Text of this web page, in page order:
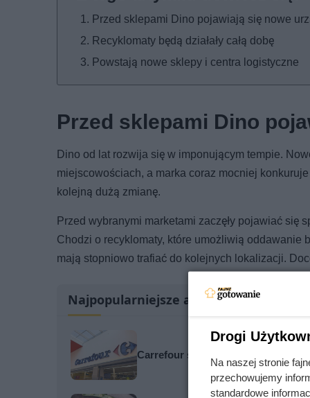
Przed sklepami Dino pojawiają się nowe
Recyklomaty będą działały całą dobę
Powstają nowe sklepy i centra logistyczne
Przed sklepami Dino
Dino od lat rozwija się w imponującym tempie.
miejscowościach, a marka coraz mocniej
kolejną dużą zmianę.
Przed wybranymi marketami zaczęły pojawiać się
Chodzi o recyklomaty, które umożliwią
mają stopniowo trafiać do kolejnych lokalizacji.
Najpopularniejsze artykuły
Carrefour szaleje z promocjami.
Drogi
Na naszej stronie
przechowujemy
standardowe